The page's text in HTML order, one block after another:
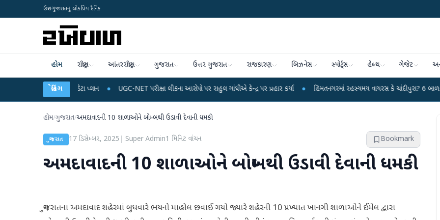
ઉત્તર ગુજરાતનું લોકપ્રિય દૈનિક
હોમ રાષ્ટ્રીય આંતરરાષ્ટ્રીય ગુજરાત ઉત્તર ગુજરાત રાજકારણ બિઝનેસ સ્પોર્ટ્સ હેલ્થ ગેજેટ
બ્રેકિંગ
અને ડેટા પ્લાન UGC-NET પરીક્ષા લીકના આરોપો પર રાહુલ ગાંધીએ કેન્દ્ર પર પ્રહાર કર્યા ● હિંમતનગરમાં રહસ્યમય વાયરસ કે ચાંદીપુરા? 6 બાળકોના મોતથી
હોમ/ગુજરાત/અમદાવાદની 10 શાળાઓને બોમ્બથી ઉડાવી દેવાની ધમકી
ગુજરાત 17 ડિસેમ્બર, 2025 Super Admin1 મિનિટ વાંચન Bookmark
અમદાવાદની 10 શાળાઓને બોમ્બથી ઉડાવી દેવાની ધમકી
ગુજરાતના અમદાવાદ શહેરમાં બુધવારે ભયનો માહોલ છવાઈ ગયો જ્યારે શહેરની 10 પ્રખ્યાત ખાનગી શાળાઓને ઈમેલ દ્વારા